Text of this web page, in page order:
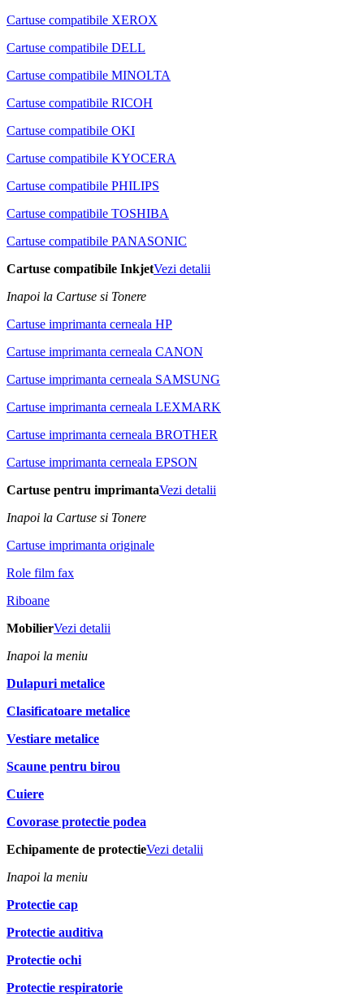
Cartuse compatibile XEROX
Cartuse compatibile DELL
Cartuse compatibile MINOLTA
Cartuse compatibile RICOH
Cartuse compatibile OKI
Cartuse compatibile KYOCERA
Cartuse compatibile PHILIPS
Cartuse compatibile TOSHIBA
Cartuse compatibile PANASONIC
Cartuse compatibile InkjetVezi detalii
Inapoi la Cartuse si Tonere
Cartuse imprimanta cerneala HP
Cartuse imprimanta cerneala CANON
Cartuse imprimanta cerneala SAMSUNG
Cartuse imprimanta cerneala LEXMARK
Cartuse imprimanta cerneala BROTHER
Cartuse imprimanta cerneala EPSON
Cartuse pentru imprimantaVezi detalii
Inapoi la Cartuse si Tonere
Cartuse imprimanta originale
Role film fax
Riboane
MobilierVezi detalii
Inapoi la meniu
Dulapuri metalice
Clasificatoare metalice
Vestiare metalice
Scaune pentru birou
Cuiere
Covorase protectie podea
Echipamente de protectieVezi detalii
Inapoi la meniu
Protectie cap
Protectie auditiva
Protectie ochi
Protectie respiratorie